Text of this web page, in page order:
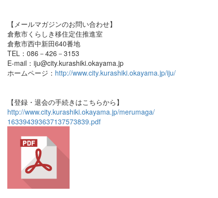
【メールマガジンのお問い合わせ】
倉敷市くらしき移住定住推進室
倉敷市西中新田640番地
TEL：086－426－3153
E-mail：iju@city.kurashiki.okayama.jp
ホームページ： http://www.city.kurashiki.okayama.jp/iju/
【登録・退会の手続きはこちらから】
http://www.city.kurashiki.okayama.jp/merumaga/
163394393637137573839.pdf